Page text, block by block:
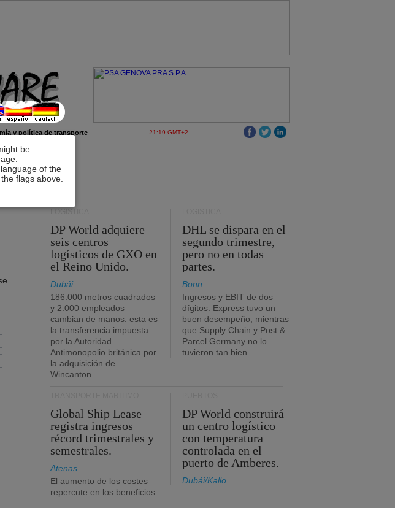
be
of the
flags above.
y política de transporte 21:19 GMT+2
LOGÍSTICA
DP World adquiere
seis centros
logísticos de GXO en
el Reino Unido.
Dubái
186.000 metros cuadrados
y 2.000 empleados
cambian de manos: esta es
la transferencia impuesta
por la Autoridad
Antimonopolio británica por
la adquisición de
Wincanton.
DHL se dispara en el
segundo trimestre,
pero no en todas
partes.
Bonn
Ingresos y EBIT de dos
dígitos. Express tuvo un
buen desempeño, mientras
que Supply Chain y Post &
Parcel Germany no lo
tuvieron tan bien.
Global Ship Lease
registra ingresos
récord trimestrales y
semestrales.
Atenas
El aumento de los costes
repercute en los beneficios.
DP World construirá
un centro logístico
con temperatura
controlada en el
puerto de Amberes.
Dubái/Kallo